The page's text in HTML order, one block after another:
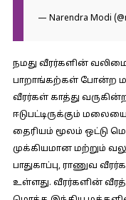
— Narendra Modi
நமது வீரர்களின்
பாறாங்கற்கள் போன்ற
வீரர்கள் காத்து
ஈடுபட்டிருக்கும்
தைரியம் மூலம் ஒட்டு
முக்கியமான மற்றும்
பாதுகாப்பு, ராணுவ
உள்ளது. வீரர்களின்